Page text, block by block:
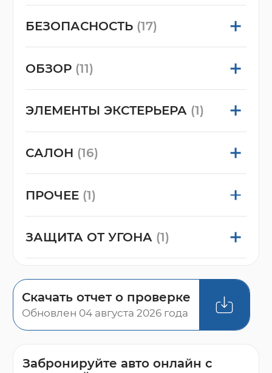
БЕЗОПАСНОСТЬ (17)
ОБЗОР (11)
ЭЛЕМЕНТЫ ЭКСТЕРЬЕРА (1)
САЛОН (16)
ПРОЧЕЕ (1)
ЗАЩИТА ОТ УГОНА (1)
Скачать отчет о проверке
Обновлен 04 августа 2026 года
Забронируйте авто онлайн с